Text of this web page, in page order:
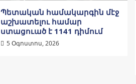
Պետական համակարգին մէջ
աշխատելու համար
ստացուած է 1141 դիմում
5 Օգոստոս, 2026